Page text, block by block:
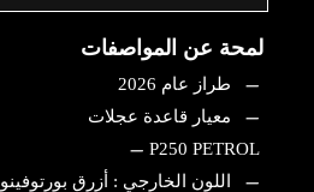
لمحة عن المواصفات
طراز عام 2026
معيار قاعدة عجلات
P250 PETROL
اللون الخارجي : أزرق بورتوفينو